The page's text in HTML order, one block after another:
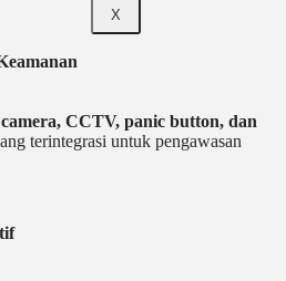
X
CCTV, panic button, dan
terintegrasi untuk pengawasan